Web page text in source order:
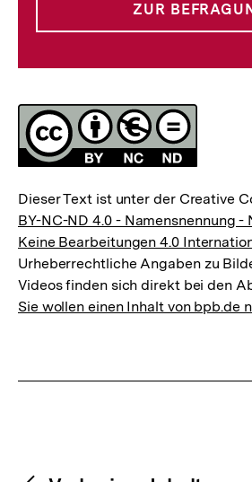
ZUR
Lizenz
Dieser Text ist unter der Creative
BY-NC-ND 4.0 - Namensnennung
Keine Bearbeitungen 4.0
Urheberrechtliche Angaben zu
Videos finden sich direkt bei den
Sie wollen einen Inhalt von bpb.de